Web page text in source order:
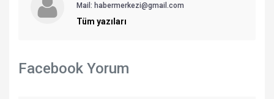
Mail: habermerkezi@gmail.com
Tüm yazıları
Facebook Yorum